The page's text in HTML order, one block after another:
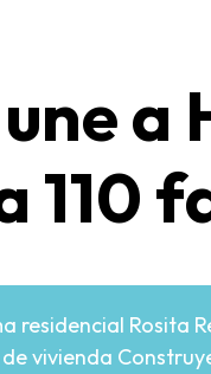
a
110
residencial Rosita
vivienda